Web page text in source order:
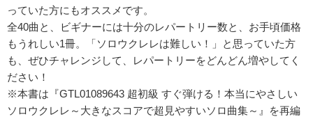
っていた方にもオススメです。
全40曲と、ビギナーには十分のレパートリー数と、お手頃価格
もうれしい1冊。「ソロウクレレは難しい！」と思っていた方
も、ぜひチャレンジして、レパートリーをどんどん増やしてく
ださい！
※本書は『GTL01089643 超初級 すぐ弾ける！本当にやさしい
ソロウクレレ～大きなスコアで超見やすいソロ曲集～』を再編